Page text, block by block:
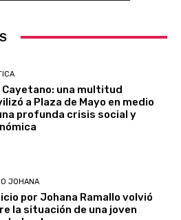
Cayetano: una multitud
a Plaza de Mayo en medio
profunda crisis social y
JOHANA
por Johana Ramallo volvió
la situación de una joven